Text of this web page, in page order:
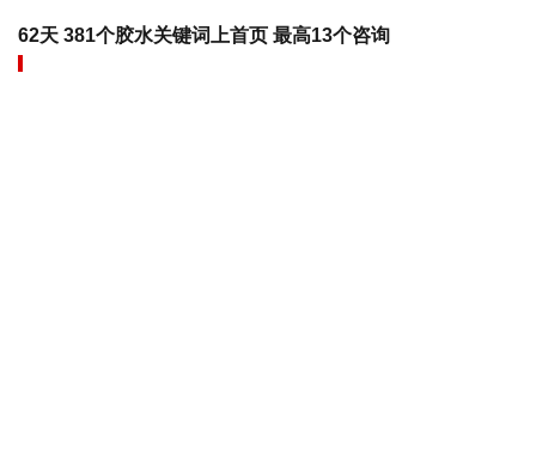
62天 381个胶水关键词上首页 最高13个咨询